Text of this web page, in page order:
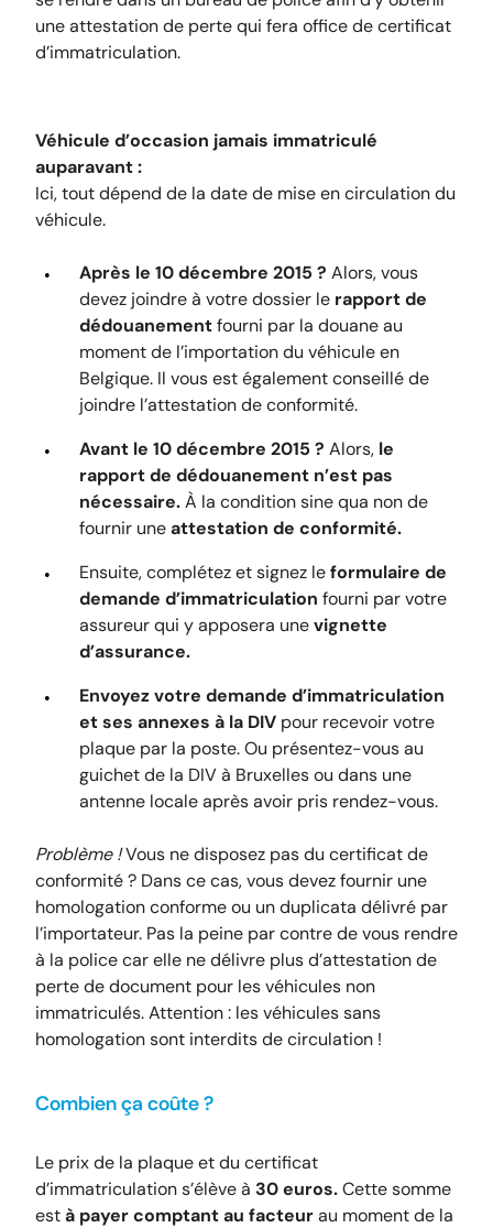
une attestation de perte qui fera office de certificat
d’immatriculation.
Véhicule d’occasion jamais immatriculé
auparavant :
Ici, tout dépend de la date de mise en circulation du
véhicule.
Après le 10 décembre 2015 ? Alors, vous
devez joindre à votre dossier le rapport de
dédouanementfourni par la douane au
moment de l’importation du véhicule en
Belgique. Il vous est également conseillé de
joindre l’attestation de conformité.
Avant le 10 décembre 2015 ? Alors, le
rapport de dédouanement n’est pas
nécessaire.À la condition sine qua non de
fournir uneattestation de conformité.
Ensuite, complétez et signez leformulaire de
demande d’immatriculation fourni par votre
assureur qui y apposera unevignette
d’assurance.
Envoyez votre demande d’immatriculation
et ses annexes à la DIV pour recevoir votre
plaque par la poste. Ou présentez-vous au
guichet de la DIV à Bruxelles ou dans une
antenne locale après avoir pris rendez-vous.
Problème !Vous ne disposez pas du certificat de
conformité ? Dans ce cas, vous devez fournir une
homologation conforme ou un duplicata délivré par
l’importateur. Pas la peine par contre de vous rendre
à la police car elle ne délivre plus d’attestation de
perte de document pour les véhicules non
immatriculés. Attention : les véhicules sans
homologation sont interdits de circulation !
Combien ça coûte ?
Le prix de la plaque et du certificat
d’immatriculation s’élève à 30 euros.Cette somme
està payer comptant au facteurau moment de la